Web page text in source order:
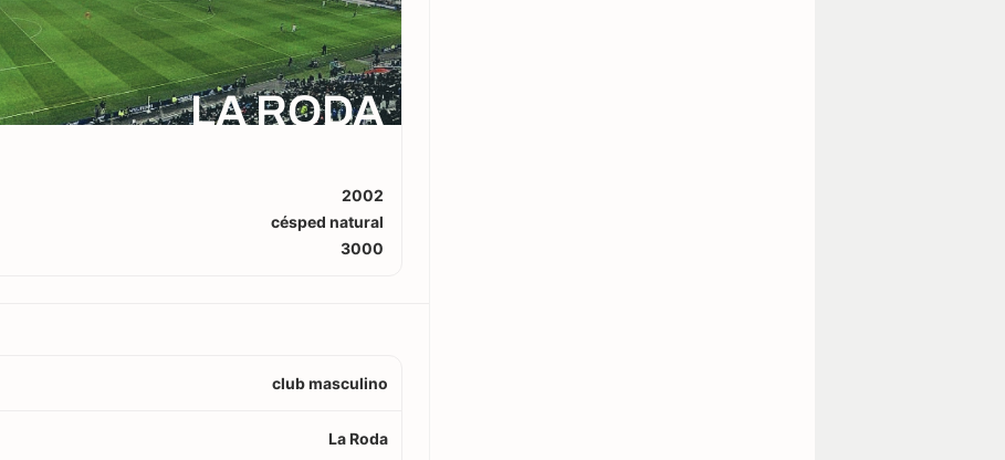
LA RODA
2002
césped natural
3000
club masculino
La Roda